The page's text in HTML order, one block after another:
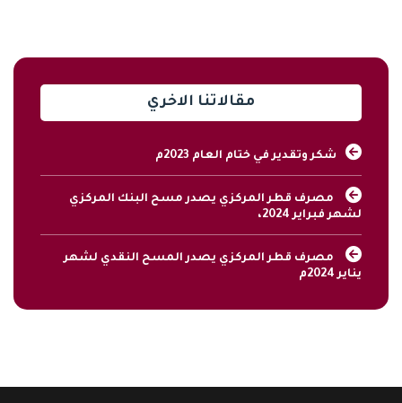
مقالاتنا الاخري
شكر وتقدير في ختام العام 2023م
مصرف قطر المركزي يصدر مسح البنك المركزي
لشهر فبراير 2024،
مصرف قطر المركزي يصدر المسح النقدي لشهر
يناير 2024م